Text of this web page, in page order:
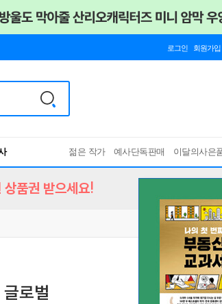
로그인 회원가입
젊은 작가 예사단독판매 이달의사은
품권 받으세요!
로벌